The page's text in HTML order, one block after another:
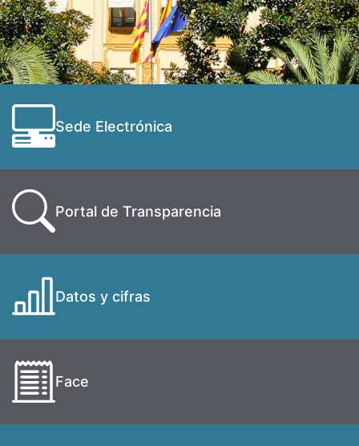
Sede Electrónica
Portal de Transparencia
Datos y cifras
Face